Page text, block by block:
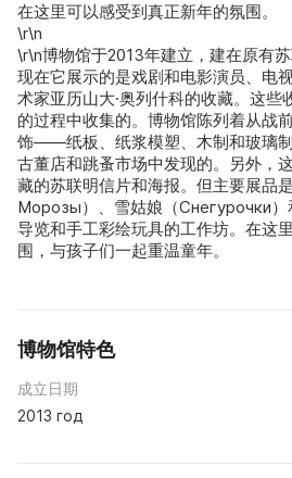
在这里可以感受到真正新年的氛围。
\r\n
\r\n博物馆于2013年建立，建在原有苏
现在它展示的是戏剧和电影演员、电
术家亚历山大·奥列什科的收藏。这些
的过程中收集的。博物馆陈列着从战
饰——纸板、纸浆模塑、木制和玻璃
古董店和跳蚤市场中发现的。另外，
藏的苏联明信片和海报。但主要展品
Морозы）、雪姑娘（Снегурочки）
导览和手工彩绘玩具的工作坊。在这
围，与孩子们一起重温童年。
博物馆特色
成立日期
2013 год